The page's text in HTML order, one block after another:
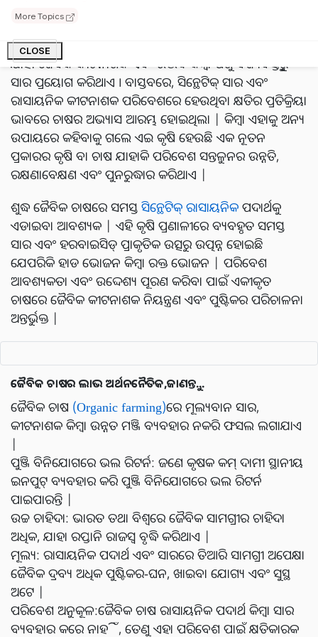
More Topics
CLOSE
ହୋଇଥାଏ |
ଜୈବିକ କୃଷି (Organic farming) ହେଉଛି ଏକ କୃଷି ଅଭ୍ୟାସ
ଯାହା ଜୈବିକ କୀଟନାଶକ ଏବଂ ଉଦ୍ଭିଦ କିମ୍ବା ପଶୁ ବର୍ଜ୍ୟବସ୍ତୁରୁ
ସାର ପ୍ରୟୋଗ କରିଥାଏ । ବାସ୍ତବରେ, ସିନ୍ଥେଟିକ୍ ସାର ଏବଂ
ରାସାୟନିକ କୀଟନାଶକ ପରିବେଶରେ ହେଉଥିବା କ୍ଷତିର ପ୍ରତିକ୍ରିୟା
ଭାବରେ ଚାଷର ଅଭ୍ୟାସ ଆରମ୍ଭ ହୋଇଥିଲା | କିମ୍ବା ଏହାକୁ ଅନ୍ୟ
ଉପାୟରେ କହିବାକୁ ଗଲେ ଏଇ କୃଷି ହେଉଛି ଏକ ନୂତନ
ପ୍ରକାରର କୃଷି ବା ଚାଷ ଯାହାକି ପରିବେଶ ସନ୍ତୁଳନର ଉନ୍ନତି,
ରକ୍ଷଣାବେକ୍ଷଣ ଏବଂ ପୁନରୁଦ୍ଧାର କରିଥାଏ |
ଶୁଦ୍ଧ ଜୈବିକ ଚାଷରେ ସମସ୍ତ ସିନ୍ଥେଟିକ୍ ରାସାୟନିକ ପଦାର୍ଥକୁ
ଏଡାଇବା ଆବଶ୍ୟକ | ଏହି କୃଷି ପ୍ରଣାଳୀରେ ବ୍ୟବହୃତ ସମସ୍ତ
ସାର ଏବଂ ହରବାଇସିଡ୍ ପ୍ରାକୃତିକ ଉତ୍ସରୁ ଉତ୍ପନ୍ନ ହୋଇଛି
ଯେପରିକି ହାଡ ଭୋଜନ କିମ୍ବା ରକ୍ତ ଭୋଜନ | ପରିବେଶ
ଆବଶ୍ୟକତା ଏବଂ ଉଦ୍ଦେଶ୍ୟ ପୂରଣ କରିବା ପାଇଁ ଏକୀକୃତ
ଚାଷରେ ଜୈବିକ କୀଟନାଶକ ନିୟନ୍ତ୍ରଣ ଏବଂ ପୁଷ୍ଟିକର ପରିଚାଳନା
ଅନ୍ତର୍ଭୁକ୍ତ |
ଜୈବିକ ଚାଷର ଲାଭ ଅର୍ଥନନୈତିକ,ଜାଣନ୍ତୁ...
ଜୈବିକ ଚାଷ (Organic farming)ରେ ମୂଲ୍ୟବାନ ସାର,
କୀଟନାଶକ କିମ୍ବା ଉନ୍ନତ ମଞ୍ଜି ବ୍ୟବହାର ନକରି ଫସଲ ଲଗାଯାଏ
|
ପୁଞ୍ଜି ବିନିଯୋଗରେ ଭଲ ରିଟର୍ନ: ଜଣେ କୃଷକ କମ୍ ଦାମୀ ସ୍ଥାନୀୟ
ଇନପୁଟ୍ ବ୍ୟବହାର କରି ପୁଞ୍ଜି ବିନିଯୋଗରେ ଭଲ ରିଟର୍ନ
ପାଇପାରନ୍ତି |
ଉଚ୍ଚ ଚାହିଦା: ଭାରତ ତଥା ବିଶ୍ୱରେ ଜୈବିକ ସାମଗ୍ରୀର ଚାହିଦା
ଅଧିକ, ଯାହା ରପ୍ତାନି ରାଜସ୍ୱ ବୃଦ୍ଧି କରିଥାଏ |
ମୂଲ୍ୟ: ରାସାୟନିକ ପଦାର୍ଥ ଏବଂ ସାରରେ ତିଆରି ସାମଗ୍ରୀ ଅପେକ୍ଷା
ଜୈବିକ ଦ୍ରବ୍ୟ ଅଧିକ ପୁଷ୍ଟିକର-ଘନ, ଖାଇବା ଯୋଗ୍ୟ ଏବଂ ସୁସ୍ଥ
ଅଟେ |
ପରିବେଶ ଅନୁକୂଳ:ଜୈବିକ ଚାଷ ରାସାୟନିକ ପଦାର୍ଥ କିମ୍ବା ସାର
ବ୍ୟବହାର କରେ ନାହିଁ, ତେଣୁ ଏହା ପରିବେଶ ପାଇଁ କ୍ଷତିକାରକ